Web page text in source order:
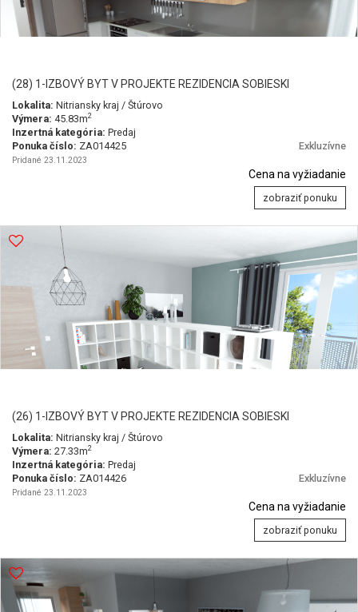
(28) 1-IZBOVÝ BYT V PROJEKTE REZIDENCIA SOBIESKI
Lokalita: Nitriansky kraj / Štúrovo
Výmera: 45.83m2
Inzertná kategória: Predaj
Ponuka číslo: ZA014425 Exkluzívne
Pridané 23.11.2023
Cena na vyžiadanie
zobraziť ponuku
(26) 1-IZBOVÝ BYT V PROJEKTE REZIDENCIA SOBIESKI
Lokalita: Nitriansky kraj / Štúrovo
Výmera: 27.33m2
Inzertná kategória: Predaj
Ponuka číslo: ZA014426 Exkluzívne
Pridané 23.11.2023
Cena na vyžiadanie
zobraziť ponuku